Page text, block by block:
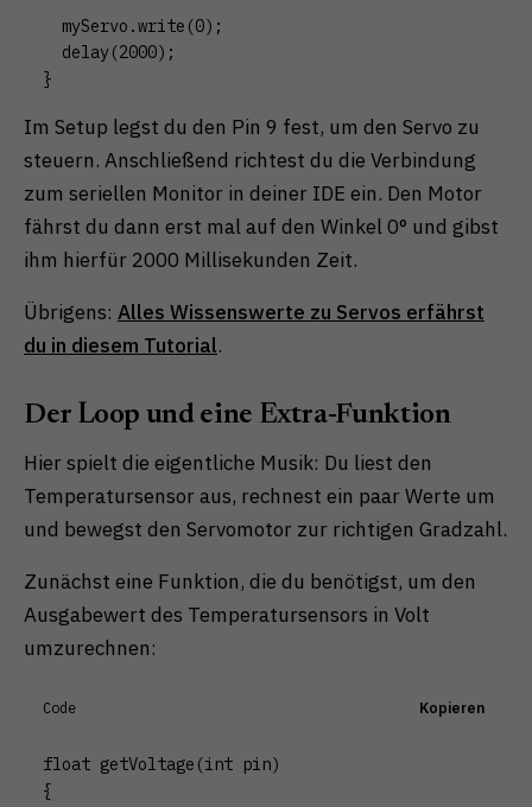
  myServo.write(0);
  delay(2000);
}
Im Setup legst du den Pin 9 fest, um den Servo zu
steuern. Anschließend richtest du die Verbindung
zum seriellen Monitor in deiner IDE ein. Den Motor
fährst du dann erst mal auf den Winkel 0° und gibst
ihm hierfür 2000 Millisekunden Zeit.
Übrigens: Alles Wissenswerte zu Servos erfährst
du in diesem Tutorial.
Der Loop und eine Extra-Funktion
Hier spielt die eigentliche Musik: Du liest den
Temperatursensor aus, rechnest ein paar Werte um
und bewegst den Servomotor zur richtigen Gradzahl.
Zunächst eine Funktion, die du benötigst, um den
Ausgabewert des Temperatursensors in Volt
umzurechnen:
Code Kopieren
float getVoltage(int pin)
{